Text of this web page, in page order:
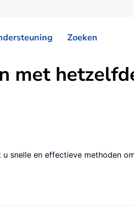
Zoeken
met
snelle en effectieve methoden